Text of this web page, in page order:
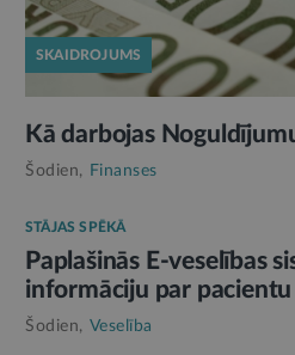
SKAIDROJUMS
Kā darbojas
Šodien, Finanses
STĀJAS SPĒKĀ
Paplašinās E-veselības
informāciju par pacientu
Šodien, Veselība